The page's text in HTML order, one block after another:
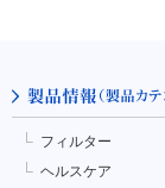
フィルター
ヘルスケア